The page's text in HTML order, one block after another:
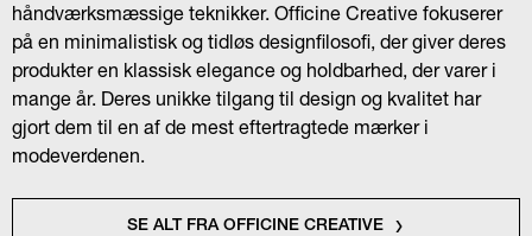
håndværksmæssige teknikker. Officine Creative fokuserer
på en minimalistisk og tidløs designfilosofi, der giver deres
produkter en klassisk elegance og holdbarhed, der varer i
mange år. Deres unikke tilgang til design og kvalitet har
gjort dem til en af de mest eftertragtede mærker i
modeverdenen.
SE ALT FRA OFFICINE CREATIVE